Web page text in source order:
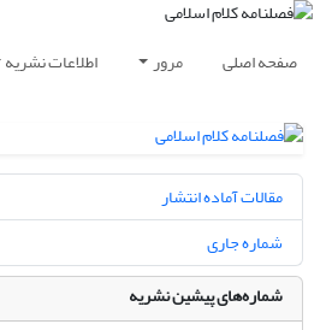
صفحه اصلی مرور اطلاعات نشریه
مقالات آماده انتشار
شماره جاری
شماره‌های پیشین نشریه